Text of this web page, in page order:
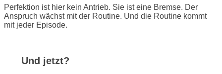
Perfektion ist hier kein Antrieb. Sie ist eine Bremse. Der
Anspruch wächst mit der Routine. Und die Routine kommt
mit jeder Episode.
Und jetzt?